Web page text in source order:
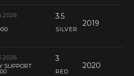
3.5
2019
SILVER
3
SUPPORT 2020
RED